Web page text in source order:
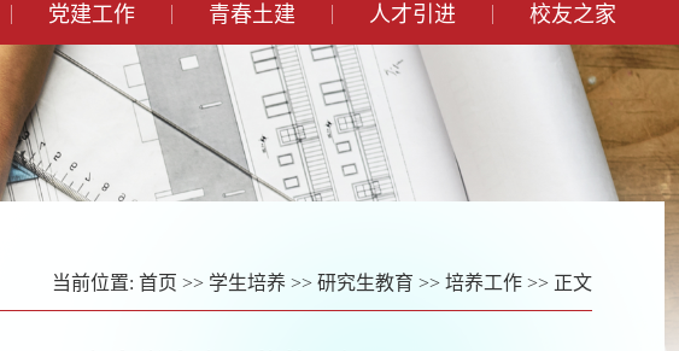
党建工作 青春土建 人才引进 校友之家
当前位置: 首页 >> 学生培养 >> 研究生教育 >> 培养工作 >> 正文